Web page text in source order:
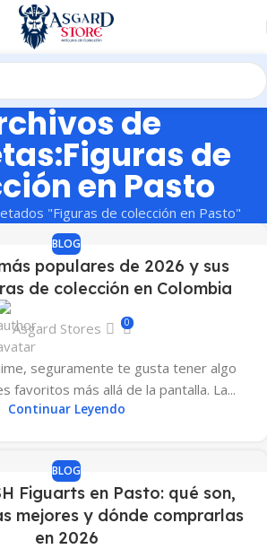
de
de
en Pasto
"Figuras de colección en Pasto"
BLOG
populares de 2026 y sus
de colección en Colombia
Asgard Stores 0
seguramente te gusta tener algo
favoritos más allá de la pantalla. La...
Continuar Leyendo
BLOG
Figuarts en Pasto: qué son,
mejores y dónde comprarlas
en 2026